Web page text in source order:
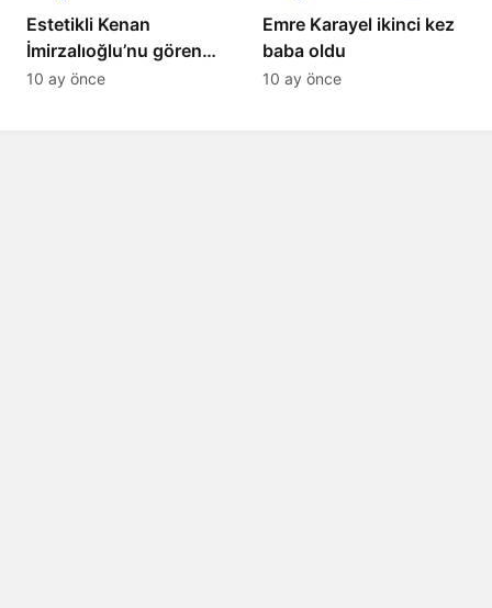
Estetikli Kenan
İmirzalıoğlu’nu gören
tanıyamıyor: Son hali
10 ay önce
Emre Karayel ikinci kez
baba oldu
10 ay önce